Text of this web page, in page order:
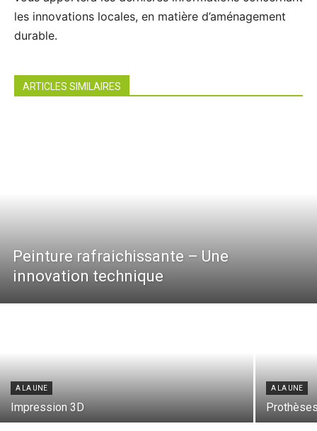
les innovations locales, en matière d’aménagement
durable.
ARTICLES SIMILAIRES
Peinture rafraichissante – Une
innovation technique
A LA UNE
Impression 3D
A LA UNE